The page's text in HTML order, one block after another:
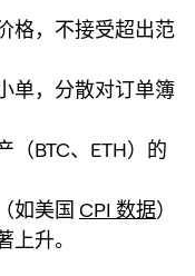
格，不接受超出范
单，分散对订单簿
（BTC、ETH）的
如美国 CPI 数据）
升。